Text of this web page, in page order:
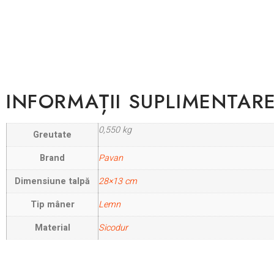
INFORMAȚII
Greutate 0,550 kg
Brand
Pavan
Dimensiune talpă
28×13 cm
Tip mâner
Lemn
Material
Sicodur